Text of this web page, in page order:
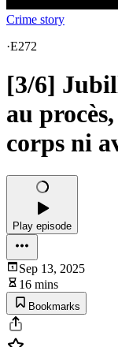
Crime story
·E272
[3/6]
au
corps ni
Play episode
Sep 13, 2025
16 mins
Bookmarks